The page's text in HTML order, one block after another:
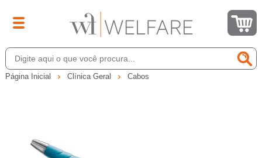
Página Inicial Clínica Geral Cabos